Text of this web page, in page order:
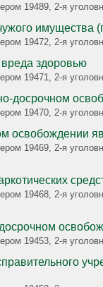
19489, 2-я
19472, 2-я
здоровью
19471, 2-я
досрочном
19470, 2-я
освобождении
19469, 2-я
РФ: ст. 30 ч.3, ст. 228.1 ч.2 п.п.а,б,
19453, 2-я